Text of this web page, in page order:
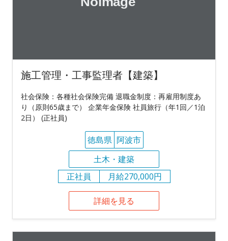
施工管理・工事監理者【建築】
社会保険：各種社会保険完備 退職金制度：再雇用制度あ
り（原則65歳まで） 企業年金保険 社員旅行（年1回／1泊
2日） (正社員)
徳島県 阿波市
土木・建築
正社員
月給270,000円
詳細を見る